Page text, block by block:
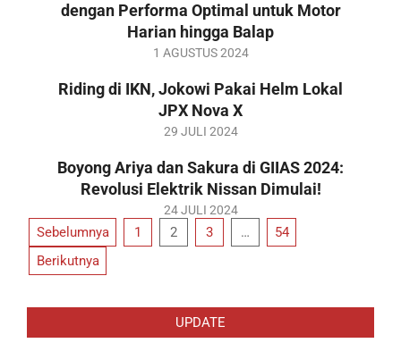
dengan Performa Optimal untuk Motor
Harian hingga Balap
01
1 AGUSTUS 2024
Riding di IKN, Jokowi Pakai Helm Lokal
JPX Nova X
29
29 JULI 2024
Boyong Ariya dan Sakura di GIIAS 2024:
Revolusi Elektrik Nissan Dimulai!
07-
24
24 JULI 2024
Paginasi
pos
Sebelumnya 1 2 3 …
54
Berikutnya
UPDATE